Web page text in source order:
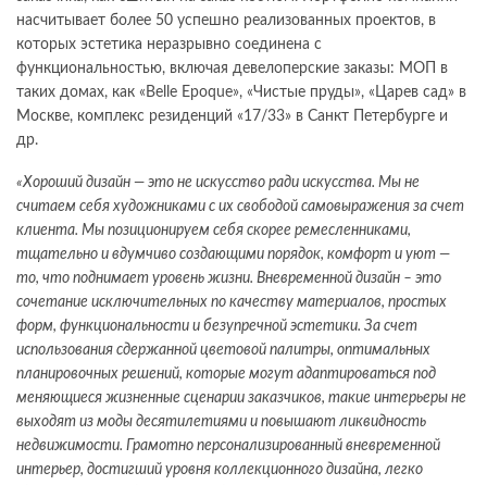
насчитывает более 50 успешно реализованных проектов, в
которых эстетика неразрывно соединена с
функциональностью, включая девелоперские заказы: МОП в
таких домах, как «Belle Epoque», «Чистые пруды», «Царев сад» в
Москве, комплекс резиденций «17/33» в Санкт Петербурге и
др.
«Хороший дизайн — это не искусство ради искусства. Мы не
считаем себя художниками с их свободой самовыражения за счет
клиента. Мы позиционируем себя скорее ремесленниками,
тщательно и вдумчиво создающими порядок, комфорт и уют —
то, что поднимает уровень жизни. Вневременной дизайн – это
сочетание исключительных по качеству материалов, простых
форм, функциональности и безупречной эстетики. За счет
использования сдержанной цветовой палитры, оптимальных
планировочных решений, которые могут адаптироваться под
меняющиеся жизненные сценарии заказчиков, такие интерьеры не
выходят из моды десятилетиями и повышают ликвидность
недвижимости. Грамотно персонализированный вневременной
интерьер, достигший уровня коллекционного дизайна, легко